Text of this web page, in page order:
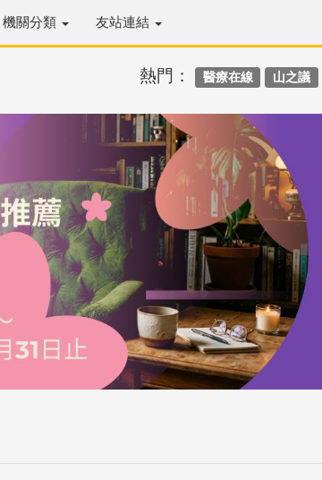
機關分類 友站連結
熱門： 醫療在線 山之議